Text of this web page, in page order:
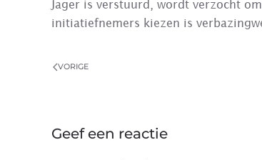
Jager is verstuurd, wordt verzocht
initiatiefnemers kiezen is
VORIGE
Geef een reactie